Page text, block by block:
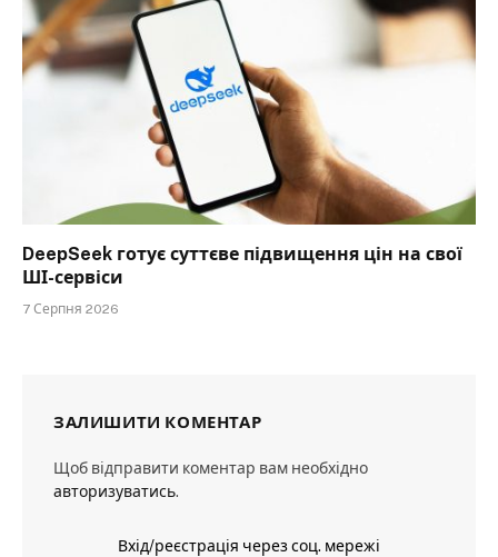
DeepSeek готує суттєве підвищення цін на свої
ШІ-сервіси
7 Серпня 2026
ЗАЛИШИТИ КОМЕНТАР
Щоб відправити коментар вам необхідно
авторизуватись.
Вхід/реєстрація через соц. мережі